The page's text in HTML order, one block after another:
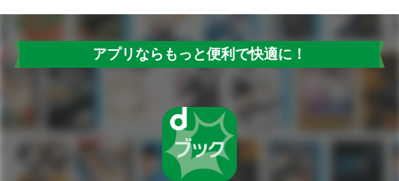
アプリならもっと便利で快適に！